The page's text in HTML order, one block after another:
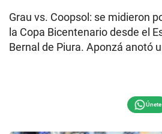
Grau vs. Coopsol: se midieron
la Copa Bicentenario desde el
Bernal de Piura. Aponzá anotó